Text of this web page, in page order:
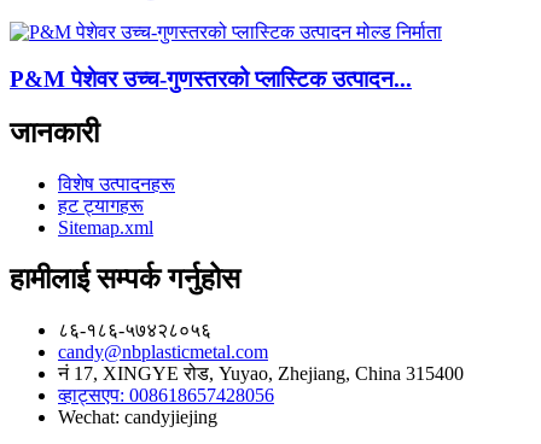
P&M पेशेवर उच्च-गुणस्तरको प्लास्टिक उत्पादन...
जानकारी
विशेष उत्पादनहरू
हट ट्यागहरू
Sitemap.xml
हामीलाई सम्पर्क गर्नुहोस
८६-१८६-५७४२८०५६
candy@nbplasticmetal.com
नं 17, XINGYE रोड, Yuyao, Zhejiang, China 315400
व्हाट्सएप: 008618657428056
Wechat: candyjiejing